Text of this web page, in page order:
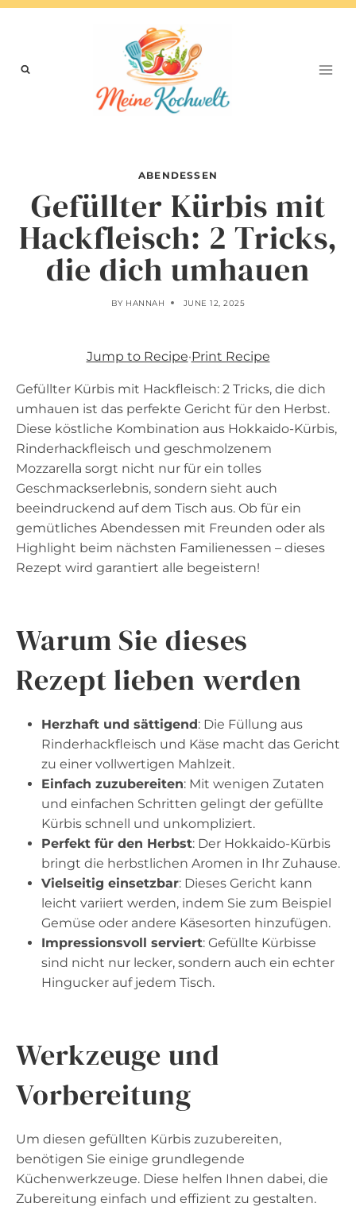
Skip
ABENDESSEN
Gefüllter Kürbis mit
Hackfleisch: 2 Tricks,
die dich umhauen
BY HANNAH JUNE 12, 2025
Jump to Recipe·Print Recipe
Gefüllter Kürbis mit Hackfleisch: 2 Tricks, die dich
umhauen ist das perfekte Gericht für den Herbst.
Diese köstliche Kombination aus Hokkaido-Kürbis,
Rinderhackfleisch und geschmolzenem
Mozzarella sorgt nicht nur für ein tolles
Geschmackserlebnis, sondern sieht auch
beeindruckend auf dem Tisch aus. Ob für ein
gemütliches Abendessen mit Freunden oder als
Highlight beim nächsten Familienessen – dieses
Rezept wird garantiert alle begeistern!
Warum Sie dieses
Rezept lieben werden
Herzhaft und sättigend: Die Füllung aus
Rinderhackfleisch und Käse macht das Gericht
zu einer vollwertigen Mahlzeit.
Einfach zuzubereiten: Mit wenigen Zutaten
und einfachen Schritten gelingt der gefüllte
Kürbis schnell und unkompliziert.
Perfekt für den Herbst: Der Hokkaido-Kürbis
bringt die herbstlichen Aromen in Ihr Zuhause.
Vielseitig einsetzbar: Dieses Gericht kann
leicht variiert werden, indem Sie zum Beispiel
Gemüse oder andere Käsesorten hinzufügen.
Impressionsvoll serviert: Gefüllte Kürbisse
sind nicht nur lecker, sondern auch ein echter
Hingucker auf jedem Tisch.
Werkzeuge und
Vorbereitung
Um diesen gefüllten Kürbis zuzubereiten,
benötigen Sie einige grundlegende
Küchenwerkzeuge. Diese helfen Ihnen dabei, die
Zubereitung einfach und effizient zu gestalten.